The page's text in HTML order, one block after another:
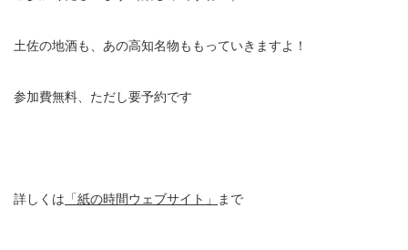
土佐の地酒も、あの高知名物ももっていきますよ！
参加費無料、ただし要予約です
詳しくは 「紙の時間ウェブサイト」 まで